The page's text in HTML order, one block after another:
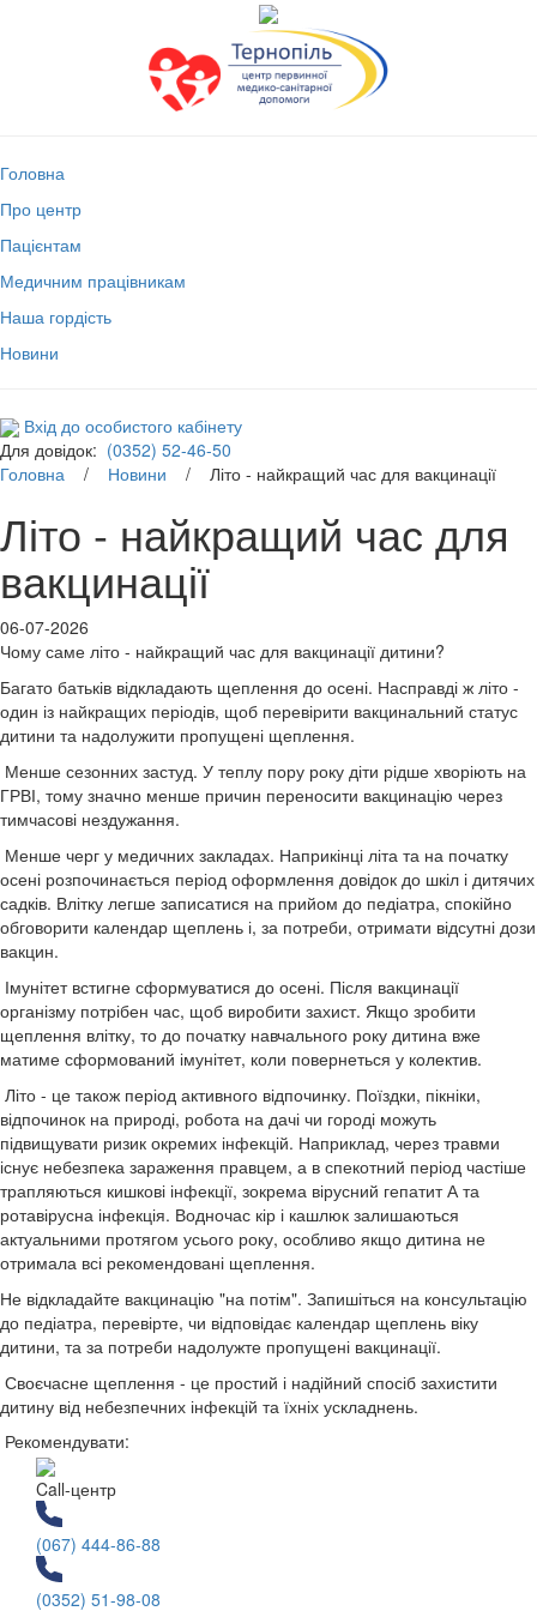
Головна
Про центр
Пацієнтам
Медичним працівникам
Наша гордість
Новини
Вхід до особистого кабінету
Для довідок: (0352) 52-46-50
Головна / Новини / Літо - найкращий час для вакцинації
Літо - найкращий час для
вакцинації
06-07-2026
Чому саме літо - найкращий час для вакцинації дитини?
Багато батьків відкладають щеплення до осені. Насправді ж літо -
один із найкращих періодів, щоб перевірити вакцинальний статус
дитини та надолужити пропущені щеплення.
Менше сезонних застуд. У теплу пору року діти рідше хворіють на
ГРВІ, тому значно менше причин переносити вакцинацію через
тимчасові нездужання.
Менше черг у медичних закладах. Наприкінці літа та на початку
осені розпочинається період оформлення довідок до шкіл і дитячих
садків. Влітку легше записатися на прийом до педіатра, спокійно
обговорити календар щеплень і, за потреби, отримати відсутні дози
вакцин.
Імунітет встигне сформуватися до осені. Після вакцинації
організму потрібен час, щоб виробити захист. Якщо зробити
щеплення влітку, то до початку навчального року дитина вже
матиме сформований імунітет, коли повернеться у колектив.
Літо - це також період активного відпочинку. Поїздки, пікніки,
відпочинок на природі, робота на дачі чи городі можуть
підвищувати ризик окремих інфекцій. Наприклад, через травми
існує небезпека зараження правцем, а в спекотний період частіше
трапляються кишкові інфекції, зокрема вірусний гепатит А та
ротавірусна інфекція. Водночас кір і кашлюк залишаються
актуальними протягом усього року, особливо якщо дитина не
отримала всі рекомендовані щеплення.
Не відкладайте вакцинацію "на потім". Запишіться на консультацію
до педіатра, перевірте, чи відповідає календар щеплень віку
дитини, та за потреби надолужте пропущені вакцинації.
Своєчасне щеплення - це простий і надійний спосіб захистити
дитину від небезпечних інфекцій та їхніх ускладнень.
Рекомендувати:
Call-центр
(067) 444-86-88
(0352) 51-98-08